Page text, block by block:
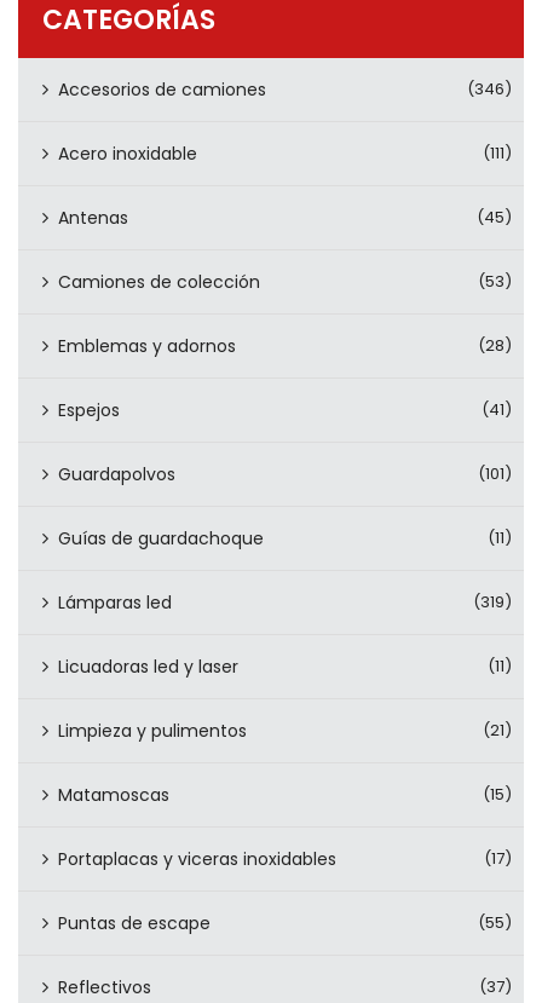
CONTÁCTENOS
CATEGORÍAS
Accesorios de camiones (346)
Acero inoxidable (111)
Antenas (45)
Camiones de colección (53)
Emblemas y adornos (28)
Espejos (41)
Guardapolvos (101)
Guías de guardachoque (11)
Lámparas led (319)
Licuadoras led y laser (11)
Limpieza y pulimentos (21)
Matamoscas (15)
Portaplacas y viceras inoxidables (17)
Puntas de escape (55)
Reflectivos (37)